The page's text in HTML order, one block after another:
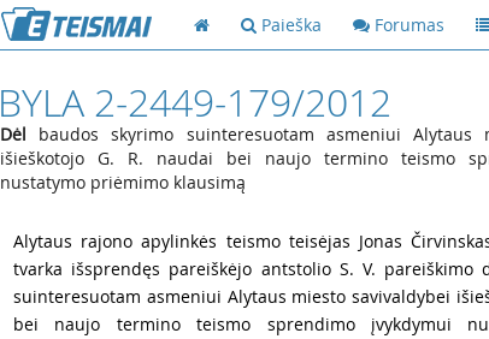
Paieška Forumas
BYLA 2-2449-179/2012
Dėl baudos skyrimo suinteresuotam asmeniui Alytaus
išieškotojo G. R. naudai bei naujo termino teismo
nustatymo priėmimo klausimą
Alytaus rajono apylinkės teismo teisėjas Jonas
tvarka išsprendęs pareiškėjo antstolio S. V. pareiškimo
suinteresuotam asmeniui Alytaus miesto savivaldybei
bei naujo termino teismo sprendimo įvykdymui